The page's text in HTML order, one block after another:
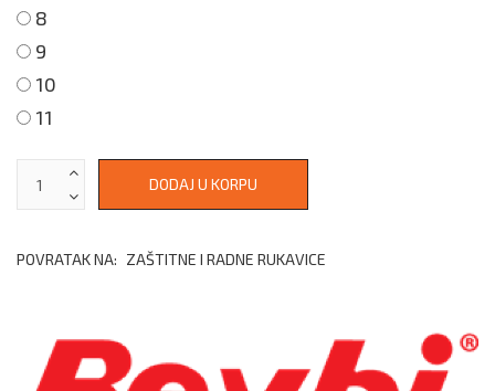
8
9
10
11
POVRATAK NA: ZAŠTITNE I RADNE RUKAVICE